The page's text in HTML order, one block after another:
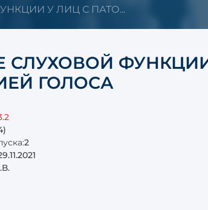
У ЛИЦ С ПАТО...
СЛУХОВОЙ
ГОЛОСА
2